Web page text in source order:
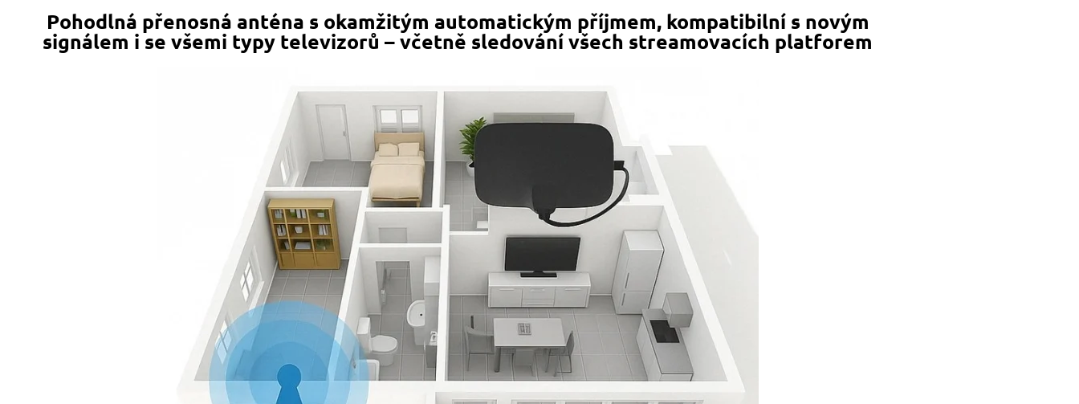
Pohodlná přenosná anténa s okamžitým automatickým příjmem, kompatibilní s novým
signálem i se všemi typy televizorů – včetně sledování všech streamovacích platforem